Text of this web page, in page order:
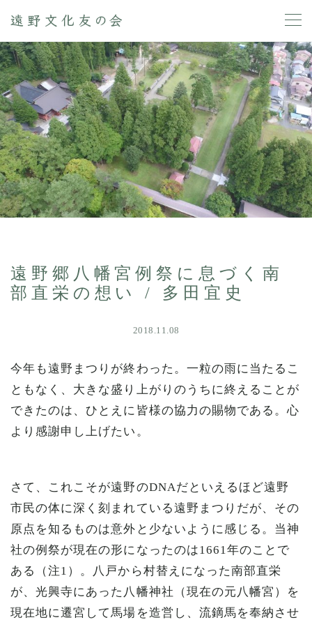
遠野郷八幡宮例祭に息づく南
部直栄の想い / 多田宜史
2018.11.08
今年も遠野まつりが終わった。一粒の雨に当たるこ
ともなく、大きな盛り上がりのうちに終えることが
できたのは、ひとえに皆様の協力の賜物である。心
より感謝申し上げたい。
さて、これこそが遠野のDNAだといえるほど遠野
市民の体に深く刻まれている遠野まつりだが、その
原点を知るものは意外と少ないように感じる。当神
社の例祭が現在の形になったのは1661年のことで
ある（注1）。八戸から村替えになった南部直栄
が、光興寺にあった八幡神社（現在の元八幡宮）を
現在地に遷宮して馬場を造営し、流鏑馬を奉納させ